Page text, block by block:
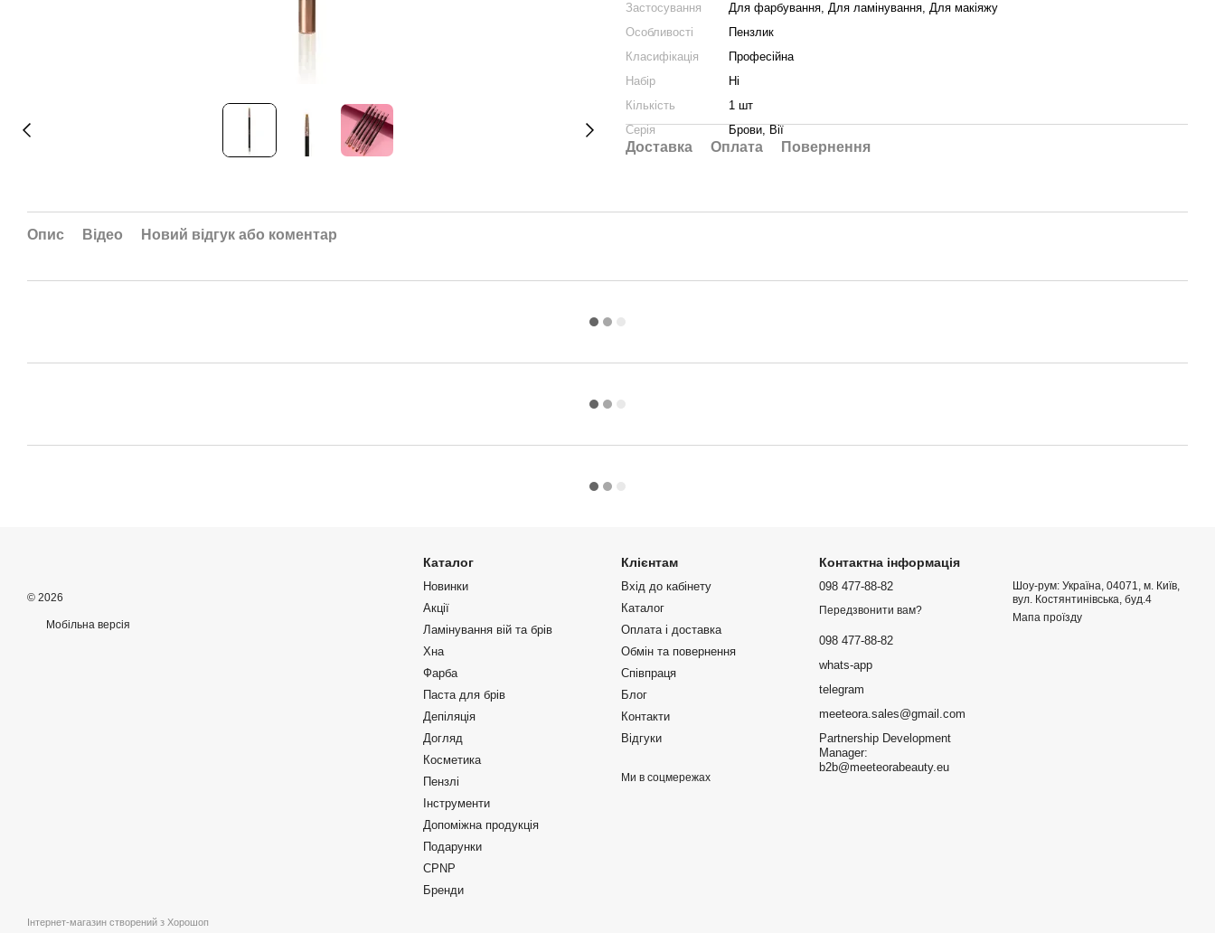
Застосування
Для фарбування, Для ламінування, Для макіяжу
Особливості
Пензлик
Класифікація
Професійна
Набір
Ні
Кількість
1 шт
Серія
Брови, Вії
Доставка Оплата Повернення
Опис Відео Новий відгук або коментар
© 2026
Мобільна версія
Інтернет-магазин створений з Хорошоп
Каталог
Новинки
Акції
Ламінування вій та брів
Хна
Фарба
Паста для брів
Депіляція
Догляд
Косметика
Пензлі
Інструменти
Допоміжна продукція
Подарунки
CPNP
Бренди
Клієнтам
Вхід до кабінету
Каталог
Оплата і доставка
Обмін та повернення
Співпраця
Блог
Контакти
Відгуки
Ми в соцмережах
Контактна інформація
098 477-88-82
Передзвонити вам?
098 477-88-82
whats-app
telegram
meeteora.sales@gmail.com
Partnership Development
Manager:
b2b@meeteorabeauty.eu
Шоу-рум: Україна, 04071, м. Київ,
вул. Костянтинівська, буд.4
Мапа проїзду